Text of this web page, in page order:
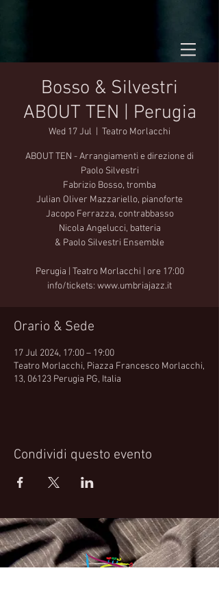
Bosso & Silvestri
ABOUT TEN | Perugia
Wed 17 Jul Teatro Morlacchi
ABOUT TEN - Arrangiamenti e direzione di
Paolo Silvestri
Fabrizio Bosso, tromba
Julian Oliver Mazzariello, pianoforte
Jacopo Ferrazza, contrabbasso
Nicola Angelucci, batteria
& Paolo Silvestri Ensemble
Perugia | Teatro Morlacchi | ore 17:00
info/tickets: www.umbriajazz.it
Orario & Sede
17 Jul 2024, 17:00 – 19:00
Teatro Morlacchi, Piazza Francesco Morlacchi,
13, 06123 Perugia PG, Italia
Condividi questo evento